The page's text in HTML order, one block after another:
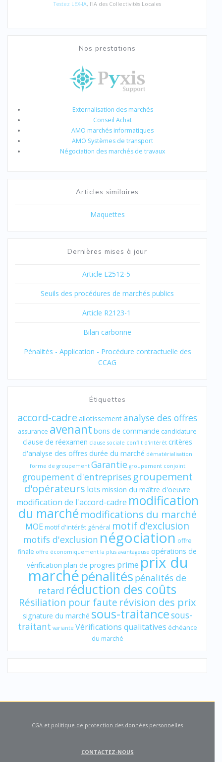
Testez LEX-IA, l'IA des Collectivités Locales
Nos prestations
Externalisation des marchés
Conseil Achat
AMO marchés informatiques
AMO Systèmes de transport
Négociation des marchés de travaux
Articles similaires
Maquettes
Dernières mises à jour
Article L2512-5
Seuils des procédures de marchés publics
Article R2123-1
Bilan carbonne
Pénalités - Application - Procédure contractuelle des
CCAG
Étiquettes
accord-cadre allotissementanalyse des offres
assurance avenant bons de commande candidature
clause de réexamen clause sociale conflit d'intérêt critères
d'analyse des offres durée du marché dématérialisation
forme de groupement Garantie groupement conjoint
groupement d'entreprises groupement
d'opérateurs lots mission du maître d'oeuvre
modification de l'accord-cadre modification
du marché modifications du marché
MOE motif d'intérêt général motif d’exclusion
motifs d'exclusion négociation offre
finale offre économiquement la plus avantageuse opérations de
vérification plan de progres prime prix du
marchépénalités pénalités de
retard réduction des coûts
Résiliation pour faute révision des prix
signature du marché sous-traitancesous-
traitant variante Vérifications qualitatives échéance
du marché
CGA et politique de protection des données personnelles
CONTACTEZ-NOUS